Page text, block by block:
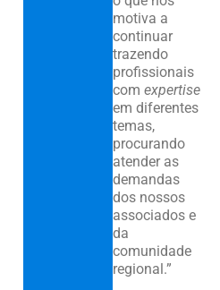
motiva a
continuar
trazendo
profissionais
com expertise
em diferentes
temas,
procurando
atender as
demandas
dos nossos
associados e
da
comunidade
regional.”